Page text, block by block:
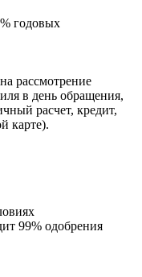
годовых
рассмотрение
в день обращения,
расчет, кредит,
карте).
99% одобрения